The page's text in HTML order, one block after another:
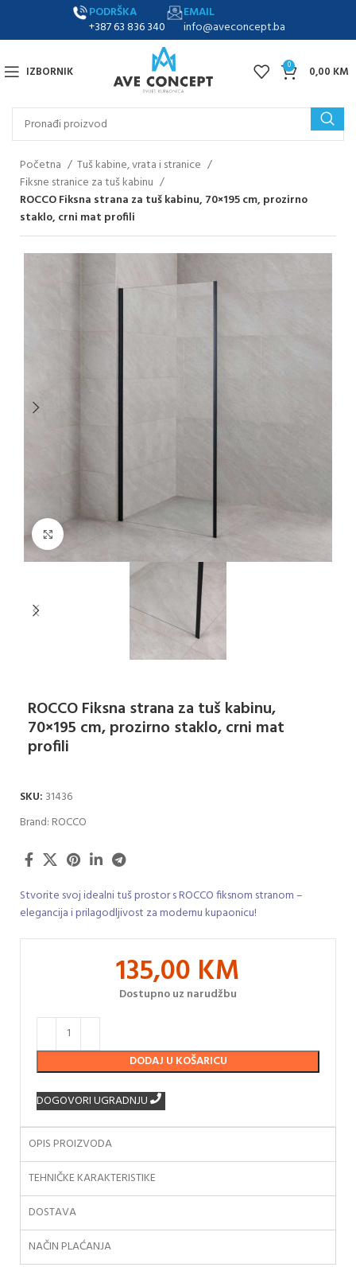
PODRŠKA
+387 63 836 340
EMAIL
info@aveconcept.ba
IZBORNIK 0 0,00 KM
Početna
Tuš kabine, vrata i stranice
Fiksne stranice za tuš kabinu
ROCCO Fiksna strana za tuš kabinu, 70×195 cm, prozirno
staklo, crni mat profili
Klikni za uvećanje
ROCCO Fiksna strana za tuš kabinu,
70×195 cm, prozirno staklo, crni mat
profili
SKU: 31436
Brand: ROCCO
Stvorite svoj idealni tuš prostor s ROCCO fiksnom stranom –
elegancija i prilagodljivost za modernu kupaonicu!
135,00 KM
Dostupno uz narudžbu
DODAJ U KOŠARICU
DOGOVORI UGRADNJU
OPIS PROIZVODA
TEHNIČKE KARAKTERISTIKE
DOSTAVA
NAČIN PLAĆANJA